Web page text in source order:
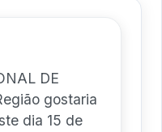
DE
gostaria
dia 15 de